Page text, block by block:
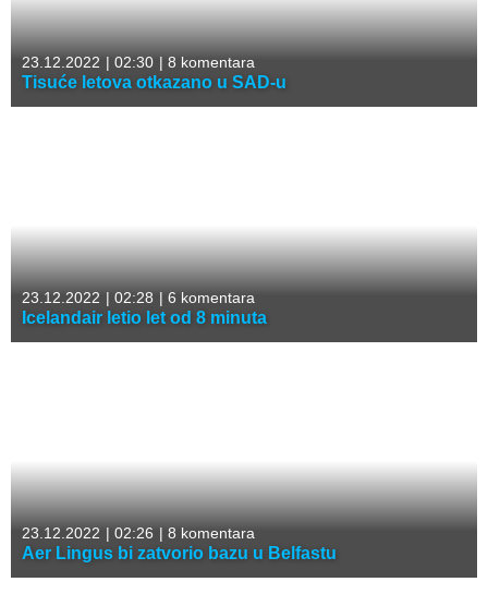
23.12.2022 | 02:30 | 8 komentara
Tisuće letova otkazano u SAD-u
23.12.2022 | 02:28 | 6 komentara
Icelandair letio let od 8 minuta
23.12.2022 | 02:26 | 8 komentara
Aer Lingus bi zatvorio bazu u Belfastu